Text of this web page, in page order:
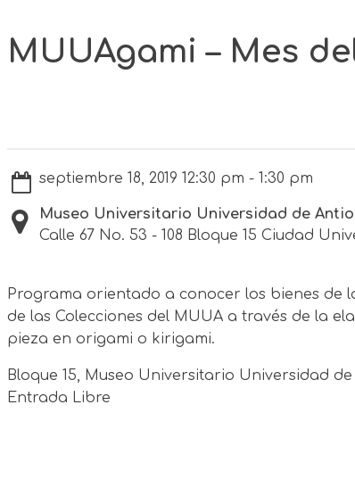
MUUAgami – Mes
septiembre 18, 2019 12:30 pm - 1:30 pm
Museo Universitario Universidad de
Calle 67 No. 53 - 108 Bloque 15 Ciudad
Programa orientado a conocer los bienes de
de las Colecciones del MUUA a través de la
pieza en origami o kirigami.
Bloque 15, Museo Universitario Universidad
Entrada Libre